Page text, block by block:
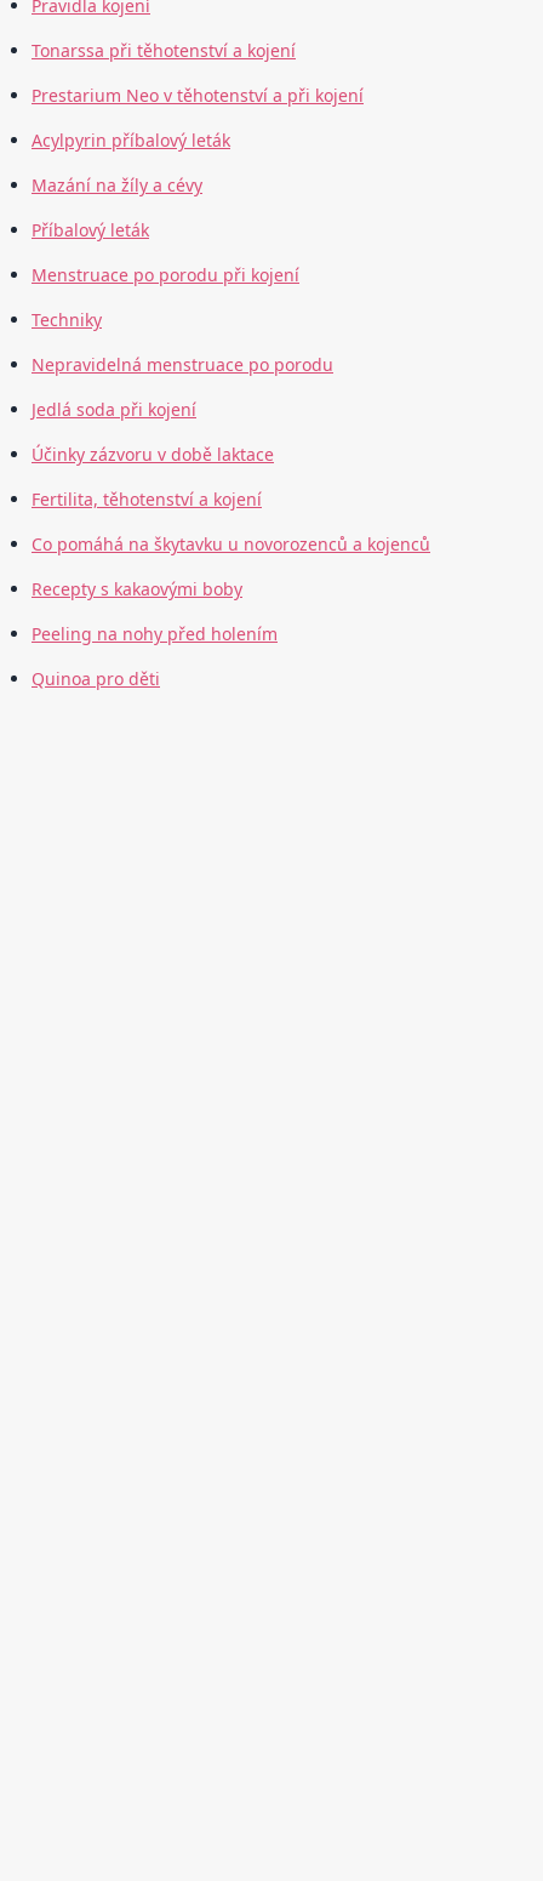
Pravidla kojení
Tonarssa při těhotenství a kojení
Prestarium Neo v těhotenství a při kojení
Acylpyrin příbalový leták
Mazání na žíly a cévy
Příbalový leták
Menstruace po porodu při kojení
Techniky
Nepravidelná menstruace po porodu
Jedlá soda při kojení
Účinky zázvoru v době laktace
Fertilita, těhotenství a kojení
Co pomáhá na škytavku u novorozenců a kojenců
Recepty s kakaovými boby
Peeling na nohy před holením
Quinoa pro děti